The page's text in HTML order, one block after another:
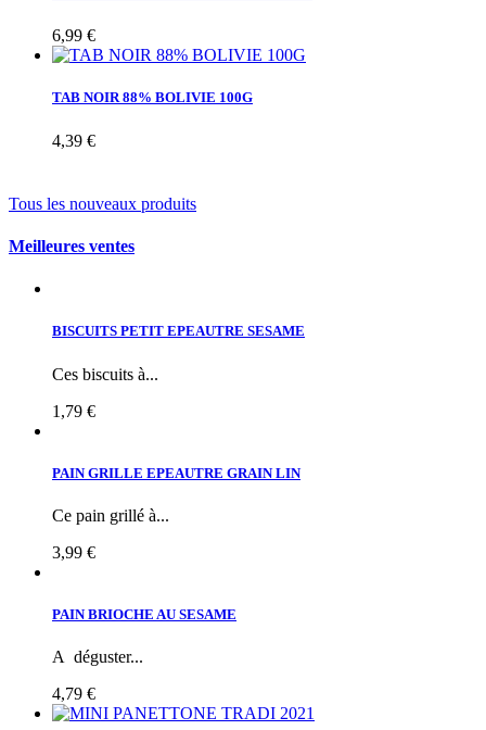
6,99 €
TAB NOIR 88% BOLIVIE 100G
4,39 €
Tous les nouveaux produits
Meilleures ventes
BISCUITS PETIT EPEAUTRE SESAME
Ces biscuits à...
1,79 €
PAIN GRILLE EPEAUTRE GRAIN LIN
Ce pain grillé à...
3,99 €
PAIN BRIOCHE AU SESAME
A déguster...
4,79 €